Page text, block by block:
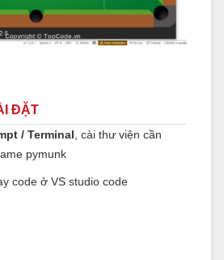
ĐẶT
/ Terminal, cài thư viện cần
pymunk
code ở VS studio code